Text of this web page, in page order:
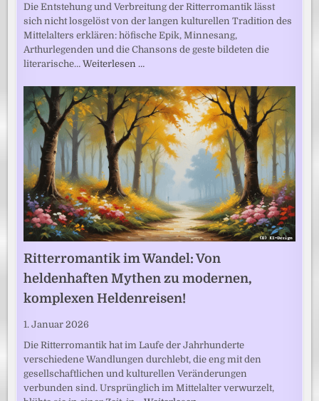
Die Entstehung und Verbreitung der Ritterromantik lässt
sich nicht losgelöst von der langen kulturellen Tradition des
Mittelalters erklären: höfische Epik, Minnesang,
Arthurlegenden und die Chansons de geste bildeten die
literarische…Weiterlesen …
Ritterromantik im Wandel: Von
heldenhaften Mythen zu modernen,
komplexen Heldenreisen!
1. Januar 2026
Die Ritterromantik hat im Laufe der Jahrhunderte
verschiedene Wandlungen durchlebt, die eng mit den
gesellschaftlichen und kulturellen Veränderungen
verbunden sind. Ursprünglich im Mittelalter verwurzelt,